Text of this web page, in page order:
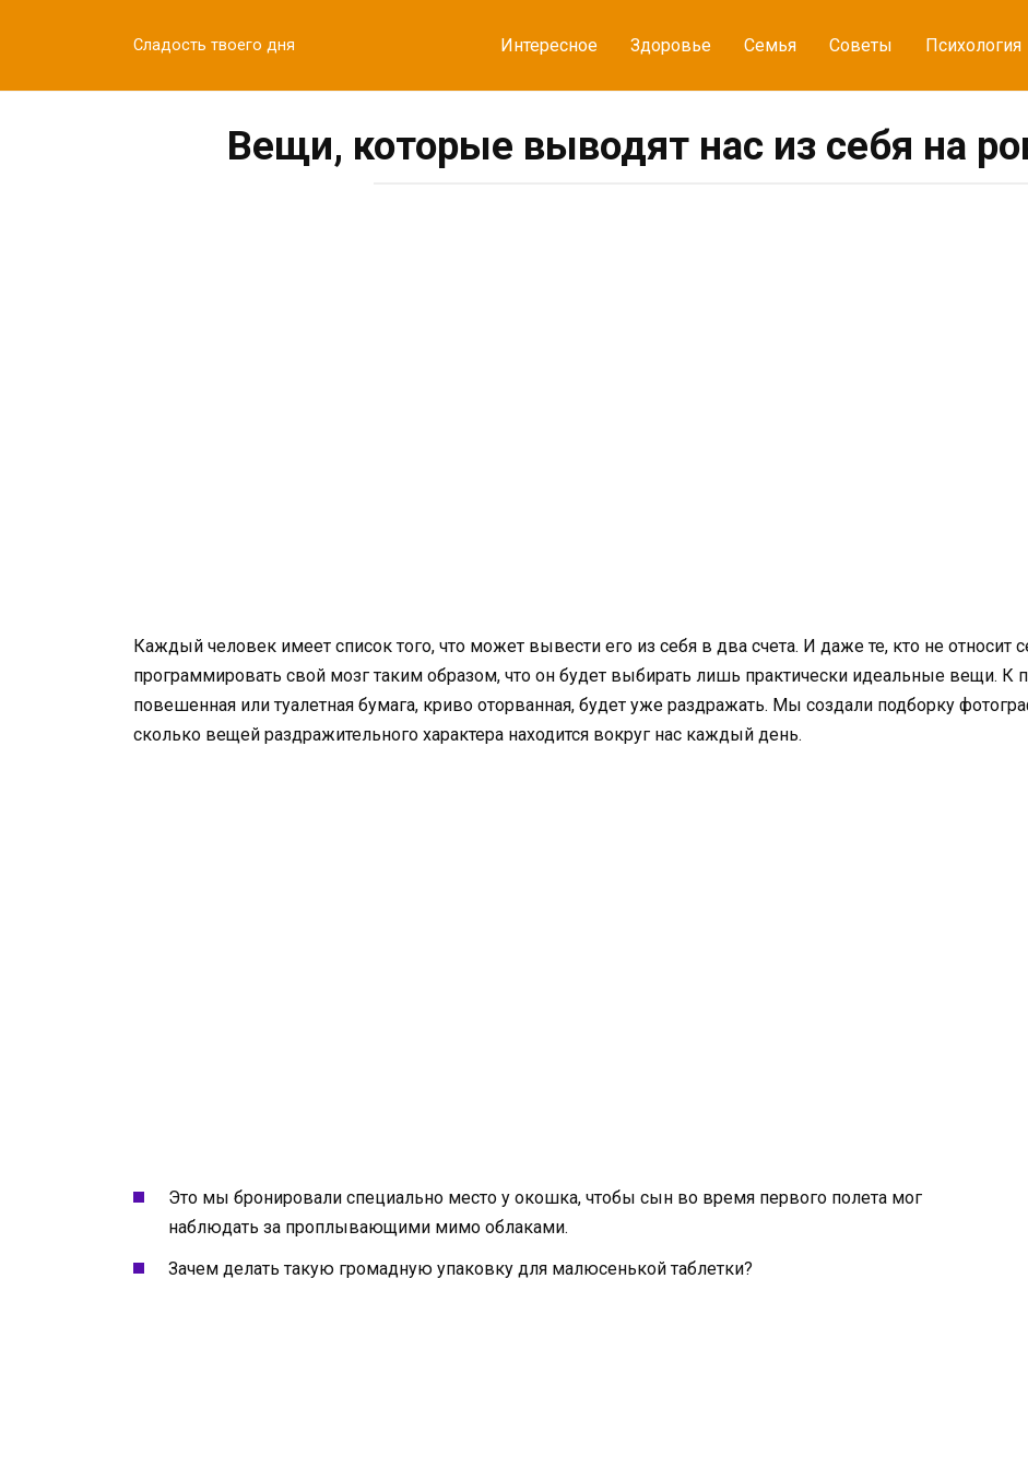
Сладость твоего дня Интересное Здоровье Семья Советы Психология
Вещи, которые выводят нас из себя на
Каждый человек имеет список того, что может вывести его из себя в два счета. И даже те, кто не относит
программировать свой мозг таким образом, что он будет выбирать лишь практически идеальные вещи. К
повешенная или туалетная бумага, криво оторванная, будет уже раздражать. Мы создали подборку
сколько вещей раздражительного характера находится вокруг нас каждый день.
Это мы бронировали специально место у окошка, чтобы сын во время первого полета мог
наблюдать за проплывающими мимо облаками.
Зачем делать такую громадную упаковку для малюсенькой таблетки?